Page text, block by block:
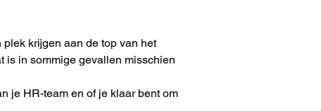
krijgen aan de top van het
is in sommige gevallen misschien
je HR-team en of je klaar bent om